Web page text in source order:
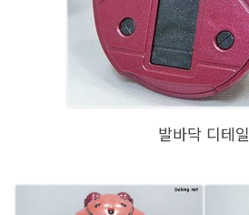
발바닥 디테일